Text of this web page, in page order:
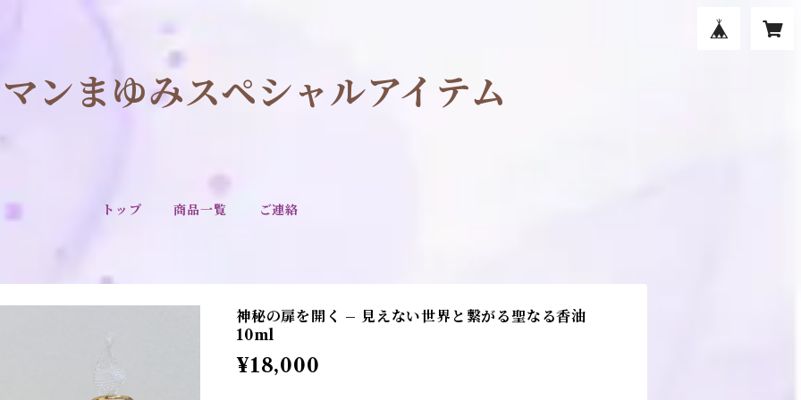
ンまゆみスペシャルアイテム
トップ 商品一覧 ご連絡
神秘の扉を開く – 見えない世界と繋がる聖なる香油
10ml
¥18,000